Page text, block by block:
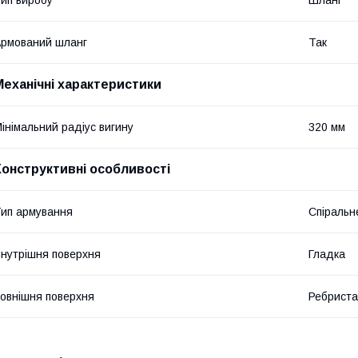
шланг Так
характеристики
радіус вигину 320 мм
особливості
армування
поверхня Гладка
поверхня Ребриста